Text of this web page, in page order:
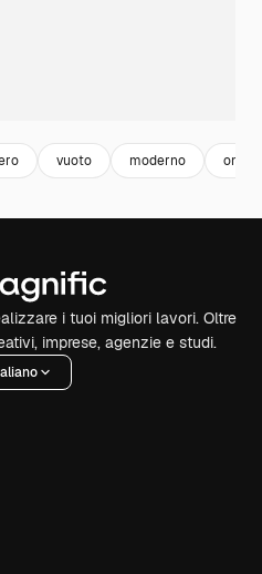
vuoto moderno
i tuoi migliori lavori. Oltre
imprese, agenzie e studi.